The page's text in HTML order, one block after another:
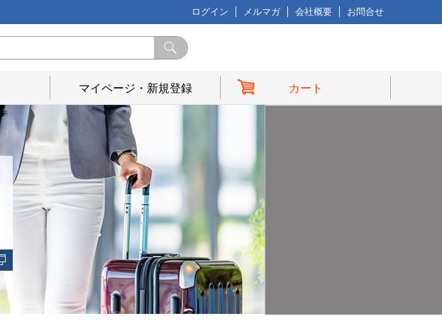
ログイン メルマガ 会社概要 お問合せ
マイページ・新規登録 カート